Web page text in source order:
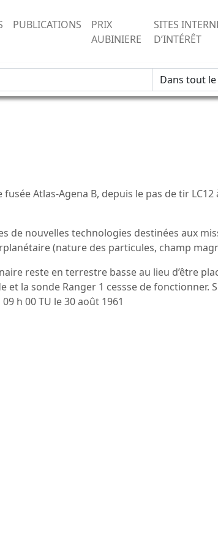
PUBLICATIONS
PRIX
AUBINIERE
SITES
D’INTÉRÊT
Atlas-Agena B, depuis le pas de tir LC12
de nouvelles technologies destinées aux
(nature des particules, champ
reste en terrestre basse au lieu d’être
et la sonde Ranger 1 cessse de fonctionner.
h 00 TU le30 août 1961